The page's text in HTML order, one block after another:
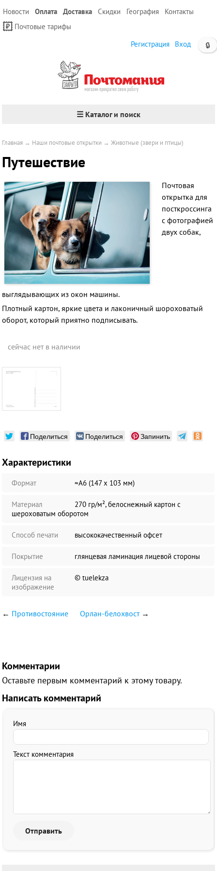
Новости Оплата Доставка Скидки География
Контакты
Почтовые тарифы
🔒
Регистрация Вход
☰ Каталог и поиск
Главная → Наши почтовые открытки →Животные (звери и птицы)
Путешествие
Почтовая
открытка для
посткроссинга
c фотографией
двух собак,
выглядывающих из окон машины.
Плотный картон, яркие цвета и лаконичный шороховатый
оборот, который приятно подписывать.
сейчас нет в наличии
Поделиться Поделиться Запинить
Характеристики
Формат ≈А6 (147 х 103 мм)
Материал
270 гр/м², белоснежный картон с
шероховатым оборотом
Способ печати высококачественный офсет
Покрытие глянцевая ламинация лицевой стороны
Лицензия на
изображение
© tuelekza
← Противостояние Орлан-белохвост→
Комментарии
Оставьте первым комментарий к этому товару.
Написать комментарий
Имя
Текст комментария